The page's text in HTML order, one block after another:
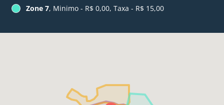
Zone 7, Minimo - R$ 0,00, Taxa - R$ 15,00